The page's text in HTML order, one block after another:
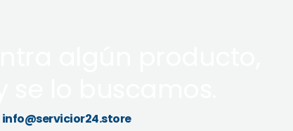
info@servicior24.store